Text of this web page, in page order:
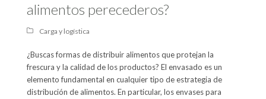
alimentos perecederos?
Carga y logística
¿Buscas formas de distribuir alimentos que protejan la
frescura y la calidad de los productos? El envasado es un
elemento fundamental en cualquier tipo de estrategia de
distribución de alimentos. En particular, los envases para